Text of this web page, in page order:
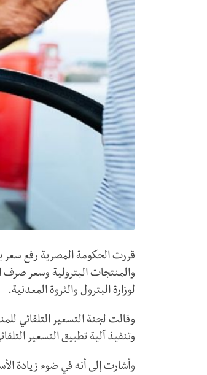
قررت الحكومة المصرية رفع سعر
والمنتجات البترولية وسعر صرف
لوزارة البترول والثروة المعدنية.
وقالت لجنة التسعير التلقائي
وتنفيذ آلية تطبيق التسعير
وأشارت إلى أنه في ضوء زيادة